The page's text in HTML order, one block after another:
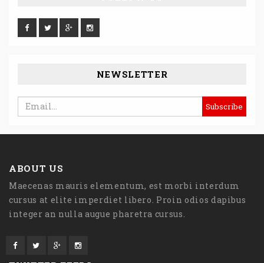
NEWSLETTER
ABOUT US
Maecenas mauris elementum, est morbi interdum
cursus at elite imperdiet libero. Proin odios dapibus
integer an nulla augue pharetra cursus.